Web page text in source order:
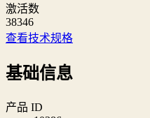
激活数
38346
查看技术规格
基础信息
产品 ID